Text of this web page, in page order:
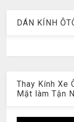
DÁN KÍNH
Thay Kính Xe
Mặt làm Tận